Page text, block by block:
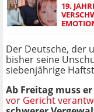
19.
Der Deutsche, der
bisher seine
siebenjährige
Ab Freitag muss
vor Gericht